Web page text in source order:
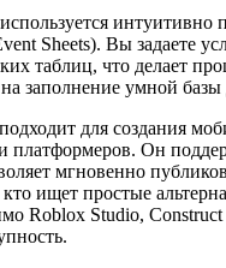
интуитивно
Sheets). Вы задаете
таблиц, что делает
заполнение умной
для создания
платформеров. Он
мгновенно
ищет простые
Roblox Studio, Construct